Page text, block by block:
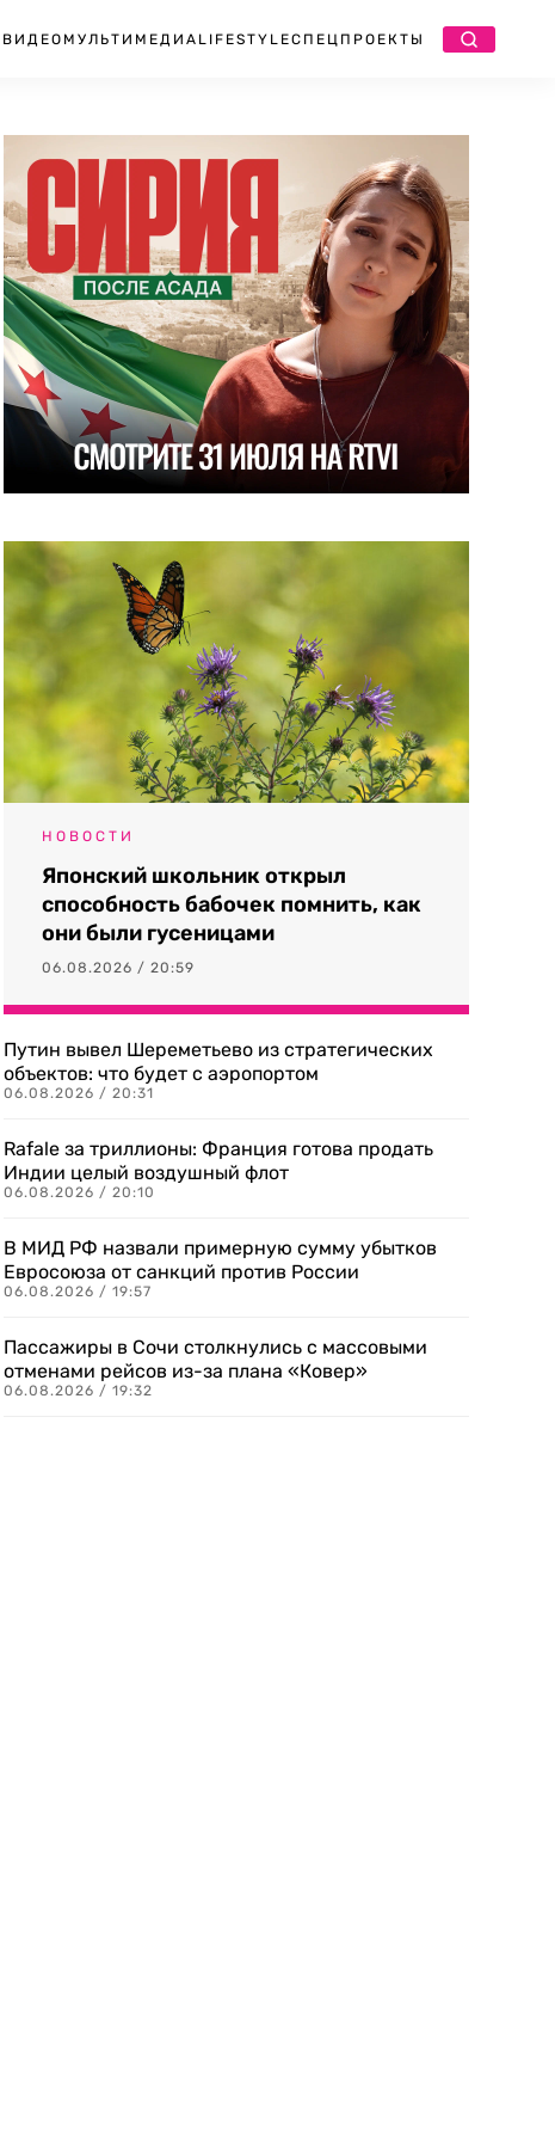
ВИДЕО МУЛЬТИМЕДИА LIFESTYLEСПЕЦПРОЕКТЫ
НОВОСТИ
Японский школьник открыл
способность бабочек помнить, как
они были гусеницами
06.08.2026 / 20:59
Путин вывел Шереметьево из стратегических
объектов: что будет с аэропортом
06.08.2026 / 20:31
Rafale за триллионы: Франция готова продать
Индии целый воздушный флот
06.08.2026 / 20:10
В МИД РФ назвали примерную сумму убытков
Евросоюза от санкций против России
06.08.2026 / 19:57
Пассажиры в Сочи столкнулись с массовыми
отменами рейсов из-за плана «Ковер»
06.08.2026 / 19:32